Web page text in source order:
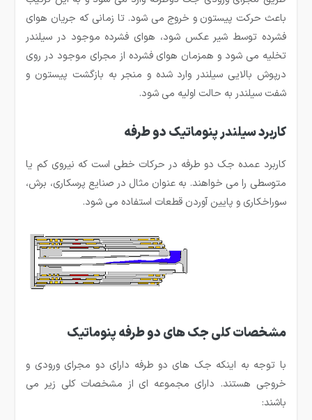
باعث حرکت پیستون و خروج می شود. تا زمانی که جریان هوای
فشرده توسط شیر عکس شود، هوای فشرده موجود در سیلندر
تخلیه می شود و همزمان هوای فشرده از مجرای موجود در روی
درپوش بالایی سیلندر وارد شده و منجر به بازگشت پیستون و
شفت سیلندر به حالت اولیه می شود.
کاربرد سیلندر پنوماتیک دو طرفه
کاربرد عمده جک دو طرفه در حرکات خطی است که نیروی کم یا
متوسطی را می خواهند. به عنوان مثال در صنایع پرسکاری، برش،
سوراخکاری و پایین آوردن قطعات استفاده می شود.
مشخصات کلی جک های دو طرفه پنوماتیک
با توجه به اینکه جک های دو طرفه دارای دو مجرای ورودی و
خروجی هستند. دارای مجموعه ای از مشخصات کلی زیر می
باشند: